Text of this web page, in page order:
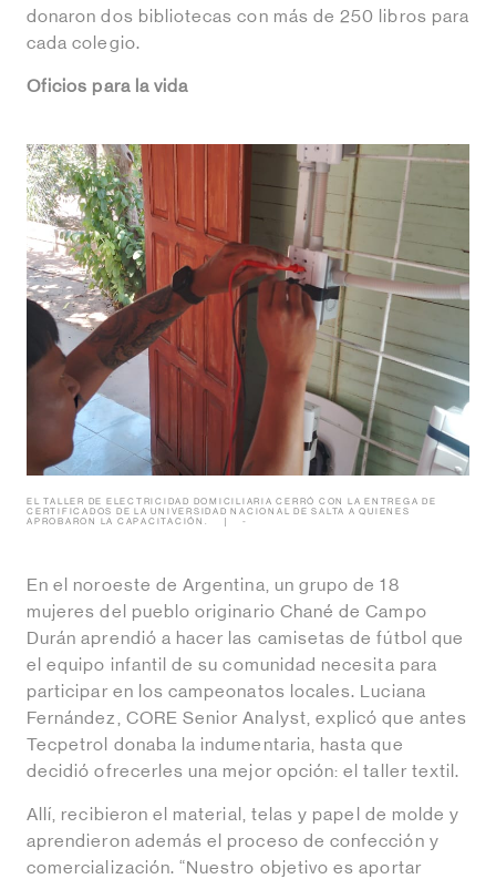
donaron dos bibliotecas con más de 250 libros para
cada colegio.
Oficios para la vida
EL TALLER DE ELECTRICIDAD DOMICILIARIA CERRÓ CON LA ENTREGA DE
CERTIFICADOS DE LA UNIVERSIDAD NACIONAL DE SALTA A QUIENES
APROBARON LA CAPACITACIÓN.
-
En el noroeste de Argentina, un grupo de 18
mujeres del pueblo originario Chané de Campo
Durán aprendió a hacer las camisetas de fútbol que
el equipo infantil de su comunidad necesita para
participar en los campeonatos locales. Luciana
Fernández, CORE Senior Analyst, explicó que antes
Tecpetrol donaba la indumentaria, hasta que
decidió ofrecerles una mejor opción: el taller textil.
Allí, recibieron el material, telas y papel de molde y
aprendieron además el proceso de confección y
comercialización. “Nuestro objetivo es aportar